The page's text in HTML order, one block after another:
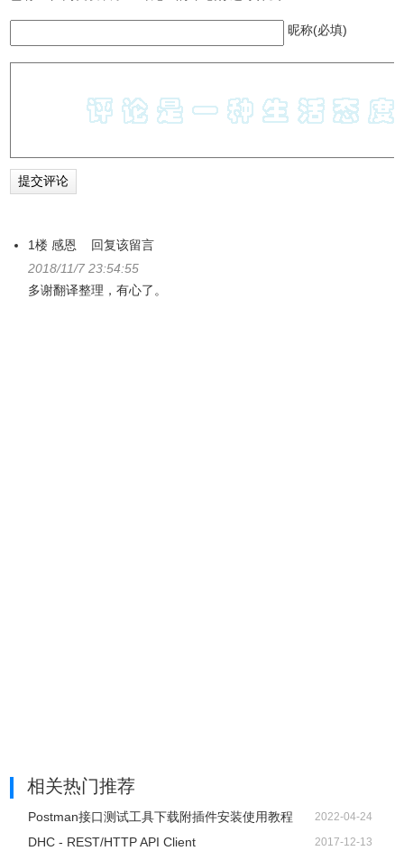
1.Postman使用手册系列教程收集整理
2.API自动化测试利器——Postman
昵称(必填)
1楼感恩
回复该留言
2018/11/7 23:54:55
多谢翻译整理，有心了。
相关热门推荐
Postman接口测试工具下载附插件安装使用教程 2022-04-24
DHC - REST/HTTP API Client 2017-12-13